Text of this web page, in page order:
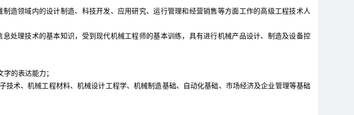
造领域内的设计制造、科技开发、应用研究、运行管理和经营销售等方面工作的高级工程技术人
处理技术的基本知识，受到现代机械工程师的基本训练，具有进行机械产品设计、制造及设备控
的表达能力；
术、机械工程材料、机械设计工程学、机械制造基础、自动化基础、市场经济及企业管理等基础